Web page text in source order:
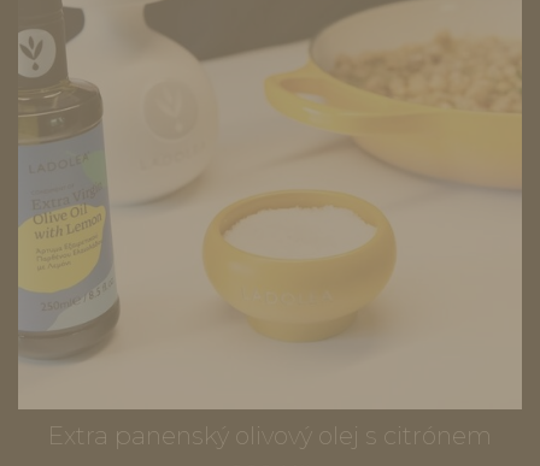
Extra panenský olivový olej s citrónem